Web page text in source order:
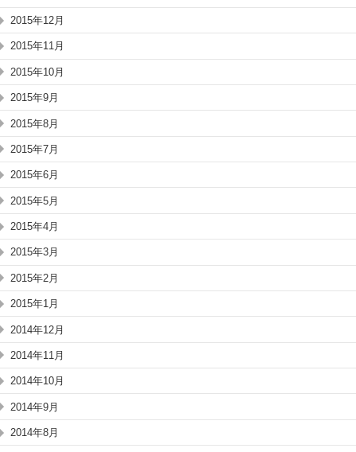
2015年12月
2015年11月
2015年10月
2015年9月
2015年8月
2015年7月
2015年6月
2015年5月
2015年4月
2015年3月
2015年2月
2015年1月
2014年12月
2014年11月
2014年10月
2014年9月
2014年8月